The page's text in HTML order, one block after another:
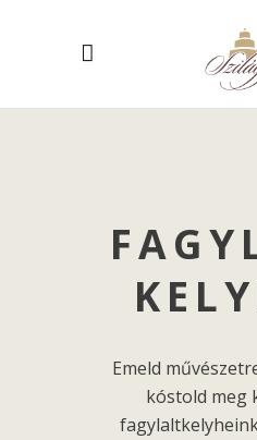
Emeld
kóstold meg